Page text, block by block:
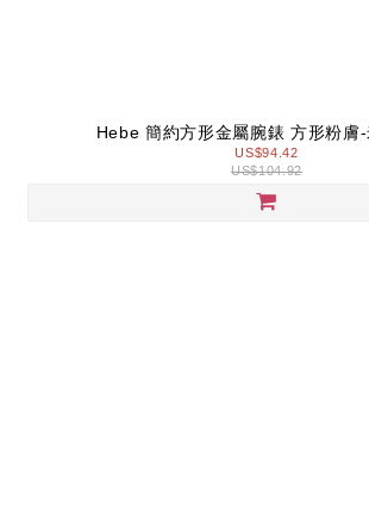
Hebe 簡約方形金屬腕錶 方形粉膚-
US$94.42
US$104.92